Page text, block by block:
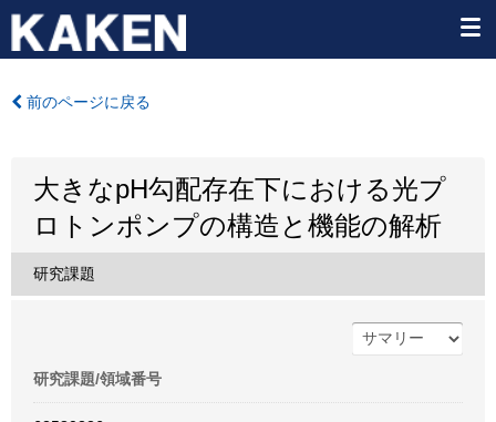
前のページに戻る
大きなpH勾配存在下における光プ
ロトンポンプの構造と機能の解析
研究課題
研究課題/領域番号